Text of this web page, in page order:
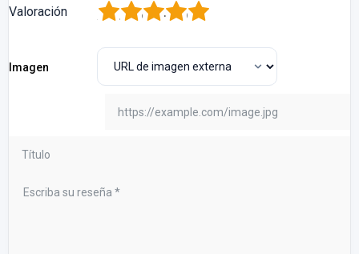
Valoración 5
4
3
2
Imagen